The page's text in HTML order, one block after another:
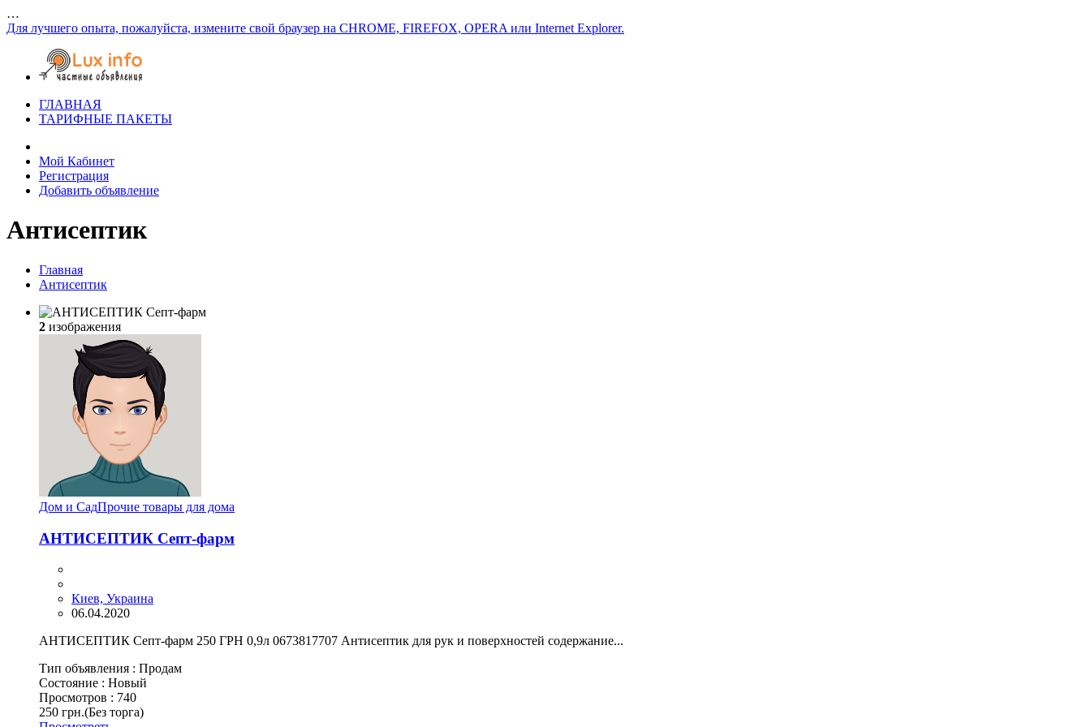
…
Для лучшего опыта, пожалуйста, измените свой браузер на CHROME, FIREFOX, OPERA или Internet Explorer.
ГЛАВНАЯ
ТАРИФНЫЕ ПАКЕТЫ
Мой Кабинет
Регистрация
Добавить объявление
Антисептик
Главная
Антисептик
2 изображения
Дом и СадПрочие товары для дома
АНТИСЕПТИК Септ-фарм
Киев, Украина
06.04.2020
АНТИСЕПТИК Септ-фарм 250 ГРН 0,9л 0673817707 Антисептик для рук и поверхностей содержание...
Тип объявления : Продам
Состояние : Новый
Просмотров : 740
250 грн.(Без торга)